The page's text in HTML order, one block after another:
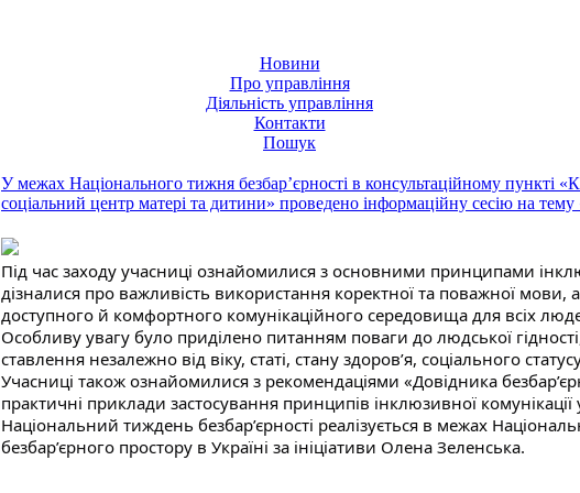
Новини
Про управління
Діяльність управління
Контакти
Пошук
У межах Національного тижня безбар’єрності в консультаційному пункті
соціальний центр матері та дитини» проведено інформаційну сесію на
Під час заходу учасниці ознайомилися з основними принципами
дізналися про важливість використання коректної та поважної мови,
доступного й комфортного комунікаційного середовища для всіх
Особливу увагу було приділено питанням поваги до людської
ставлення незалежно від віку, статі, стану здоров’я, соціального
Учасниці також ознайомилися з рекомендаціями «Довідника
практичні приклади застосування принципів інклюзивної
Національний тиждень безбар’єрності реалізується в межах
безбар’єрного простору в Україні за ініціативи Олена Зеленська.